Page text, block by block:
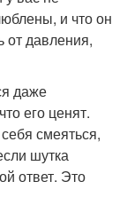
и что он
от давления,
даже
его ценят.
смеяться,
шутка
ответ. Это